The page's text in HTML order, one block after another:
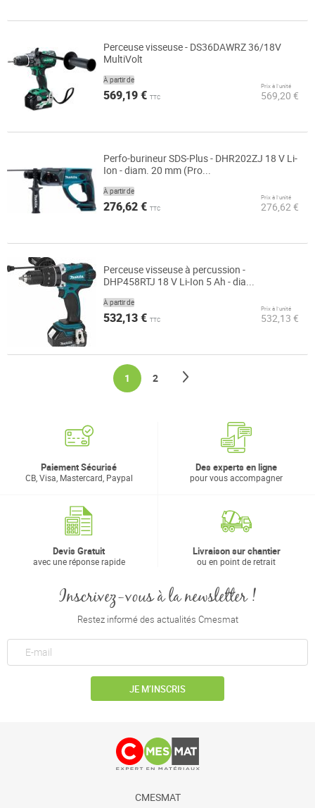
Perceuse visseuse - DS36DAWRZ 36/18V
MultiVolt
À partir de
569,19 € TTC
Prix à l’unité
569,20 €
Perfo-burineur SDS-Plus - DHR202ZJ 18 V Li-
Ion - diam. 20 mm (Pro...
À partir de
276,62 € TTC
Prix à l’unité
276,62 €
Perceuse visseuse à percussion -
DHP458RTJ 18 V Li-Ion 5 Ah - dia...
À partir de
532,13 € TTC
Prix à l’unité
532,13 €
You're currently reading page
1 Page
2
Paiement Sécurisé
CB, Visa, Mastercard, Paypal
Des experts en ligne
pour vous accompagner
Devis Gratuit
avec une réponse rapide
Livraison sur chantier
ou en point de retrait
Inscrivez-vous à la newsletter !
Restez informé des actualités Cmesmat
JE M’INSCRIS
CMESMAT